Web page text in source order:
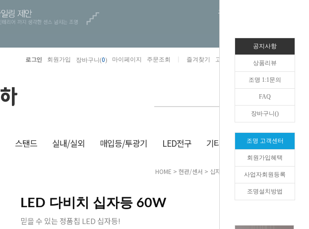
오늘하루 열지않음
로그인 회원가입 장바구니(0) 마이페이지 주문조회 즐겨찾기 고객센터 카카오톡채널/상담
스탠드 실내/실외 매입등/투광기 LED전구 기타/잡화 생활/건강
HOME > 현관/센서 > 십자등 > LED 다비치 십자등 60W
LED 다비치 십자등 60W
믿을 수 있는 정품칩 LED 십자등!
공지사항
상품리뷰
조명 1:1문의
FAQ
장바구니()
조명 고객센터
회원가입혜택
사업자회원등록
조명설치방법